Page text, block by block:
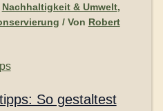
Nachhaltigkeit & Umwelt,
/ Von Robert
So gestaltest